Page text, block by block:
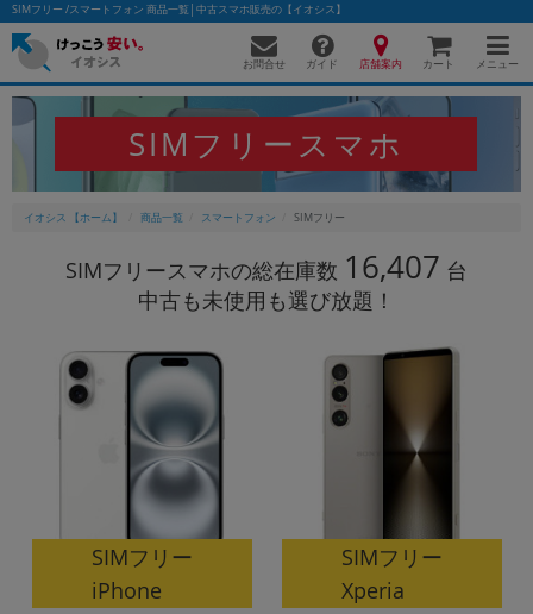
SIMフリー /スマートフォン 商品一覧│中古スマホ販売の【イオシス】
お問合せ ガイド 店舗案内 カート メニュー
SIMフリースマホ
イオシス 【ホーム】 商品一覧 スマートフォン SIMフリー
SIMフリースマホの総在庫数 16,407 台
中古も未使用も選び放題！
SIMフリー
iPhone
SIMフリー
Xperia
かんたんパソコン検索に切り替える
フリーワード
人気の検索ワード： Let's noteEliteBookMacBook
カテゴリー
商品ジャンルの絞り込み
「スマートフォン」「タブレット」など
製造、販売メーカーの絞り込み